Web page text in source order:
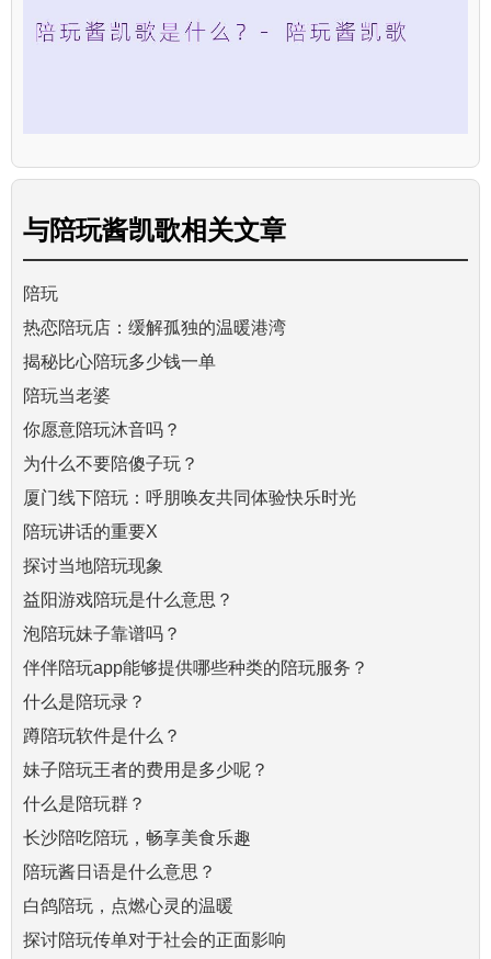
与陪玩酱凯歌相关文章
陪玩
热恋陪玩店：缓解孤独的温暖港湾
揭秘比心陪玩多少钱一单
陪玩当老婆
你愿意陪玩沐音吗？
为什么不要陪傻子玩？
厦门线下陪玩：呼朋唤友共同体验快乐时光
陪玩讲话的重要X
探讨当地陪玩现象
益阳游戏陪玩是什么意思？
泡陪玩妹子靠谱吗？
伴伴陪玩app能够提供哪些种类的陪玩服务？
什么是陪玩录？
蹲陪玩软件是什么？
妹子陪玩王者的费用是多少呢？
什么是陪玩群？
长沙陪吃陪玩，畅享美食乐趣
陪玩酱日语是什么意思？
白鸽陪玩，点燃心灵的温暖
探讨陪玩传单对于社会的正面影响